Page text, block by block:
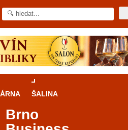
ŠALINA
Brno